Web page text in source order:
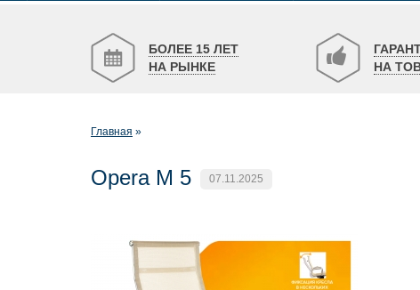
БОЛЕЕ 15 ЛЕТ
НА РЫНКЕ
НА
Главная
Opera M 5 07.11.2025